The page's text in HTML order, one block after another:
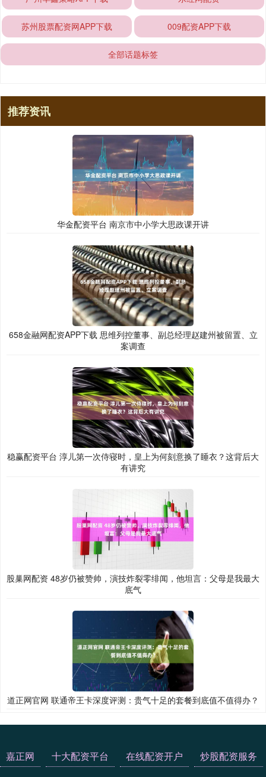
苏州股票配资网APP下载 009配资APP下载
全部话题标签
推荐资讯
华金配资平台 南京市中小学大思政课开讲
658金融网配资APP下载 思维列控董事、副总经理赵建州被留置、立
案调查
稳赢配资平台 淳儿第一次侍寝时，皇上为何刻意换了睡衣？这背后大
有讲究
股巢网配资 48岁仍被赞帅，演技炸裂零绯闻，他坦言：父母是我最大
底气
道正网官网 联通帝王卡深度评测：贵气十足的套餐到底值不值得办？
嘉正网 十大配资平台 在线配资开户 炒股配资服务